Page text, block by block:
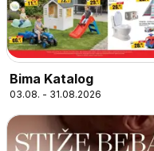
Bima Katalog
03.08. - 31.08.2026